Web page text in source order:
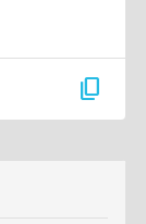
content_copy